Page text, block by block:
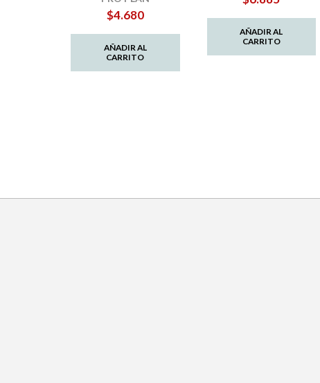
$4.680
AÑADIR AL
CARRITO
AÑADIR AL
CARRITO